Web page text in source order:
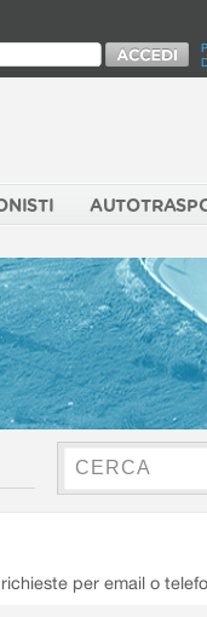
per email o